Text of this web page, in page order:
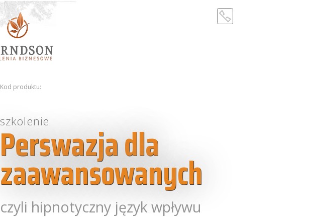
Kod produktu:
szkolenie
Perswazja dla
zaawansowanych
czyli hipnotyczny język wpływu